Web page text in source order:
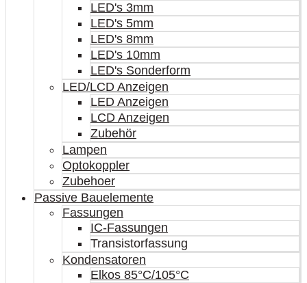
LED's 3mm
LED's 5mm
LED's 8mm
LED's 10mm
LED's Sonderform
LED/LCD Anzeigen
LED Anzeigen
LCD Anzeigen
Zubehör
Lampen
Optokoppler
Zubehoer
Passive Bauelemente
Fassungen
IC-Fassungen
Transistorfassung
Kondensatoren
Elkos 85°C/105°C